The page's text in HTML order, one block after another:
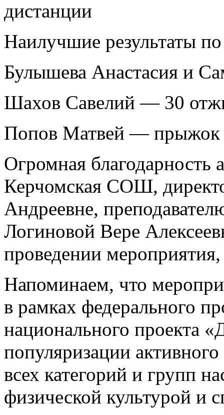
дистанции
Наилучшие результаты
Булышева Анастасия и
Шахов Савелий — 30
Попов Матвей — прыжок
Огромная
Керчомская СОШ,
Андреевне,
Логиновой Вере
проведении
Напоминаем, что
в рамках федерального
национального проекта
популяризации
всех категорий и групп
физической культурой и